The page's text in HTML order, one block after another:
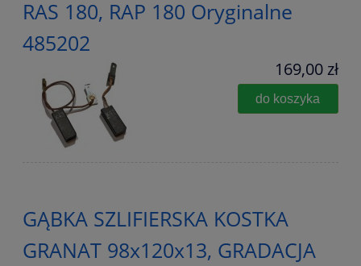
RAS 180, RAP 180 Oryginalne
485202
169,00 zł
do koszyka
GĄBKA SZLIFIERSKA KOSTKA
GRANAT 98x120x13, GRADACJA